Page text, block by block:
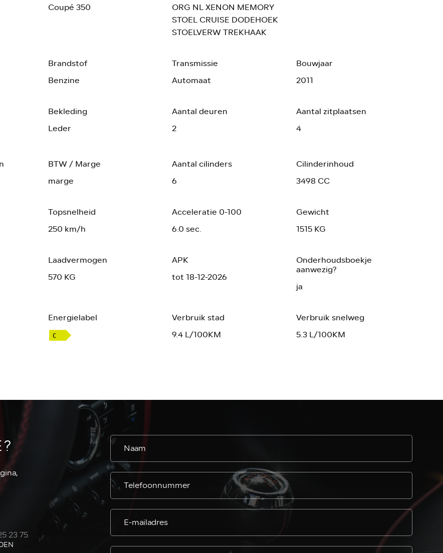
Coupé 350
ORG NL XENON MEMORY
STOEL CRUISE DODEHOEK
STOELVERW TREKHAAK
Brandstof
Benzine
Transmissie
Automaat
Bouwjaar
2011
Bekleding
Leder
Aantal deuren
2
Aantal zitplaatsen
4
BTW / Marge
marge
Aantal cilinders
6
Cilinderinhoud
3498 CC
Topsnelheid
250 km/h
Acceleratie 0-100
6.0 sec.
Gewicht
1515 KG
Laadvermogen
570 KG
APK
tot 18-12-2026
Onderhoudsboekje
aanwezig?
ja
Energielabel
Verbruik stad
9.4 L/100KM
Verbruik snelweg
5.3 L/100KM
23 75